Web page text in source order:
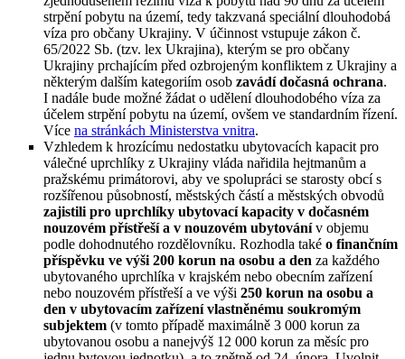
strpění pobytu na území, tedy takzvaná speciální dlouhodobá
víza pro občany Ukrajiny. V účinnost vstupuje zákon č.
65/2022 Sb. (tzv. lex Ukrajina), kterým se pro občany
Ukrajiny prchajícím před ozbrojeným konfliktem z Ukrajiny a
některým dalším kategoriím osob zavádí dočasná ochrana.
I nadále bude možné žádat o udělení dlouhodobého víza za
účelem strpění pobytu na území, ovšem ve standardním řízení.
Více na stránkách Ministerstva vnitra.
Vzhledem k hrozícímu nedostatku ubytovacích kapacit pro
válečné uprchlíky z Ukrajiny vláda nařidila hejtmanům a
pražskému primátorovi, aby ve spolupráci se starosty obcí s
rozšířenou působností, městských částí a městských obvodů
zajistili pro uprchlíky ubytovací kapacity v dočasném
nouzovém přístřeší a v nouzovém ubytovánív objemu
podle dohodnutého rozdělovníku. Rozhodla také o finančním
příspěvku ve výši 200 korun na osobu a den za každého
ubytovaného uprchlíka v krajském nebo obecním zařízení
nebo nouzovém přístřeší a ve výši 250 korun na osobu a
den v ubytovacím zařízení vlastněnému soukromým
subjektem (v tomto případě maximálně 3 000 korun za
ubytovanou osobu a nanejvýš 12 000 korun za měsíc pro